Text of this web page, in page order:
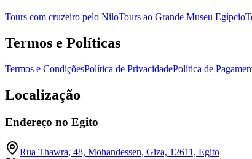
Tours com cruzeiro pelo NiloTours ao Grande Museu Egípcio
Termos e Políticas
Termos e CondiçõesPolítica de PrivacidadePolítica de
Localização
Endereço no Egito
Rua Thawra, 48, Mohandessen, Giza, 12611, Egito